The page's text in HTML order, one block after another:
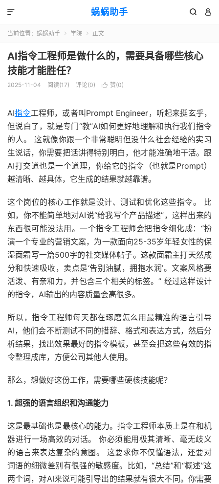
蜗蜗助手  

当前位置： 蜗蜗助手  学院  正文
AI指令工程师是做什么的，需要具备哪些核心
技能才能胜任？
2025-11-04 阅读(17) 评论(0)  赞(0)
AI指令工程师，或者叫Prompt Engineer，听起来挺玄乎，
但说白了，就是专门“教”AI如何更好地理解和执行我们指令
的人。 这就像你跟一个非常聪明但没什么社会经验的实习
生说话，你需要把话讲得特别明白，他才能准确地干活。跟
AI打交道也是一个道理，你给它的指令（也就是Prompt）
越清晰、越具体，它生成的结果就越靠谱。
这个岗位的核心工作就是设计、测试和优化这些指令。 比
如，你不能简单地对AI说“给我写个产品描述”，这样出来的
东西很可能没法用。一个指令工程师会把指令细化成：“扮
演一个专业的营销文案，为一款面向25-35岁年轻女性的保
湿面霜写一篇500字的社交媒体帖子。这款面霜主打天然成
分和快速吸收，卖点是‘告别油腻，拥抱水润’。文案风格要
活泼、有亲和力，并包含三个相关的标签。” 经过这样设计
的指令，AI输出的内容质量会高很多。
所以，指令工程师每天都在琢磨怎么用最精准的语言引导
AI，他们会不断测试不同的措辞、格式和表达方式，然后分
析结果，找出效果最好的指令模板，甚至会把这些有效的指
令整理成库，方便公司其他人使用。
那么，想做好这份工作，需要哪些硬核技能呢？
1. 超强的语言组织和沟通能力
这是最基础也是最核心的能力。指令工程师本质上是在和机
器进行一场高效的对话。 你必须能用极其清晰、毫无歧义
的语言来表达复杂的意图。 这要求你不仅懂语法，还要对
词语的细微差别有很强的敏感度。比如，“总结”和“概述”这
两个词，对AI来说可能引导出的结果就有很大不同。你需要